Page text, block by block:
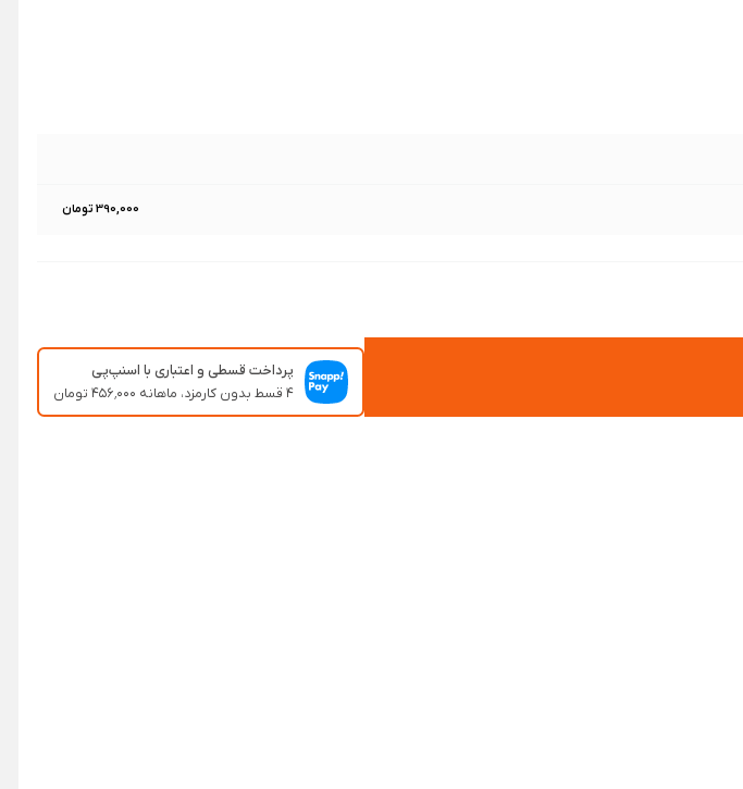
390,000 تومان
پرداخت قسطی و اعتباری با اسنپ‌پی
۴ قسط بدون کارمزد، ماهانه ۴۵۶٬۰۰۰ تومان